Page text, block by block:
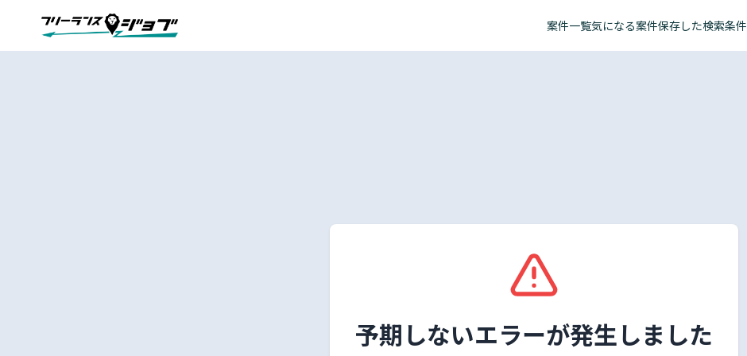
案件一覧気になる案件保存した検索条件
予期しないエラーが発生しました